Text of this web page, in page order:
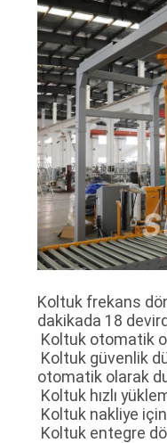
Koltuk frekans
dakikada 18
Koltuk otomatik
Koltuk güvenlik
otomatik olarak
Koltuk hızlı
Koltuk nakliye
Koltuk entegre